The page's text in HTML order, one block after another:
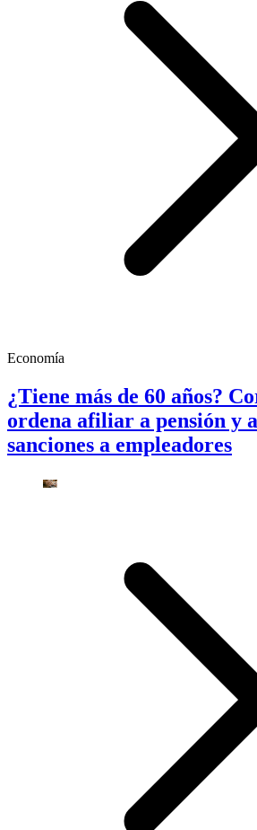
Economía
¿Tiene más de 60 años?
ordena afiliar a pensión y
sanciones a empleadores